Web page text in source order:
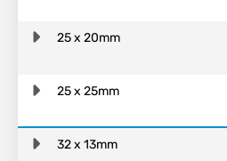
25 x 20mm
25 x 25mm
32 x 13mm